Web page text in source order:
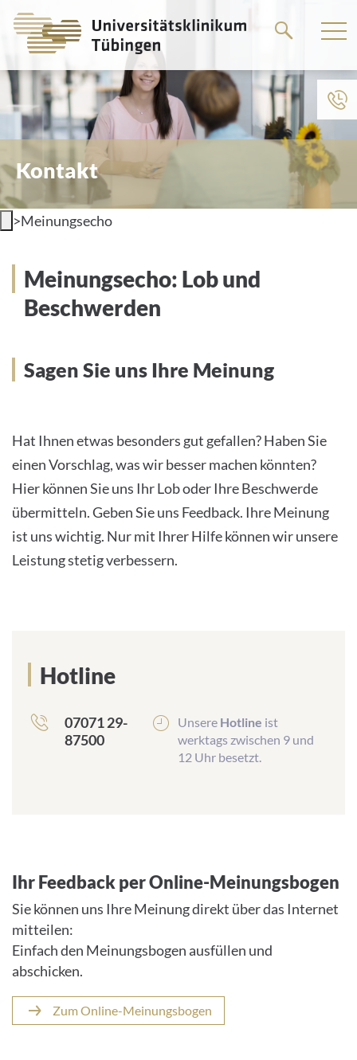
zum
Kontakt
>Meinungsecho
Meinungsecho: Lob und
Beschwerden
Sagen Sie uns Ihre Meinung
Hat Ihnen etwas besonders gut gefallen? Haben Sie
einen Vorschlag, was wir besser machen könnten?
Hier können Sie uns Ihr Lob oder Ihre Beschwerde
übermitteln. Geben Sie uns Feedback. Ihre Meinung
ist uns wichtig. Nur mit Ihrer Hilfe können wir unsere
Leistung stetig verbessern.
Hotline
07071 29-
87500
Unsere Hotline ist
werktags zwischen 9 und
12 Uhr besetzt.
Ihr Feedback per Online-Meinungsbogen
Sie können uns Ihre Meinung direkt über das Internet
mitteilen:
Einfach den Meinungsbogen ausfüllen und
abschicken.
Zum Online-Meinungsbogen